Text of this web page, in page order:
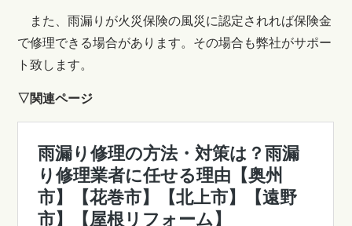
また、雨漏りが火災保険の風災に認定されれば保険金
で修理できる場合があります。その場合も弊社がサポー
ト致します。
▽関連ページ